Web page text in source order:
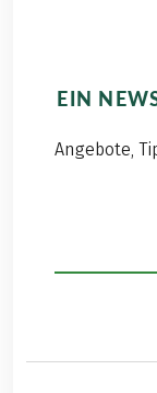
EIN
Angebote,